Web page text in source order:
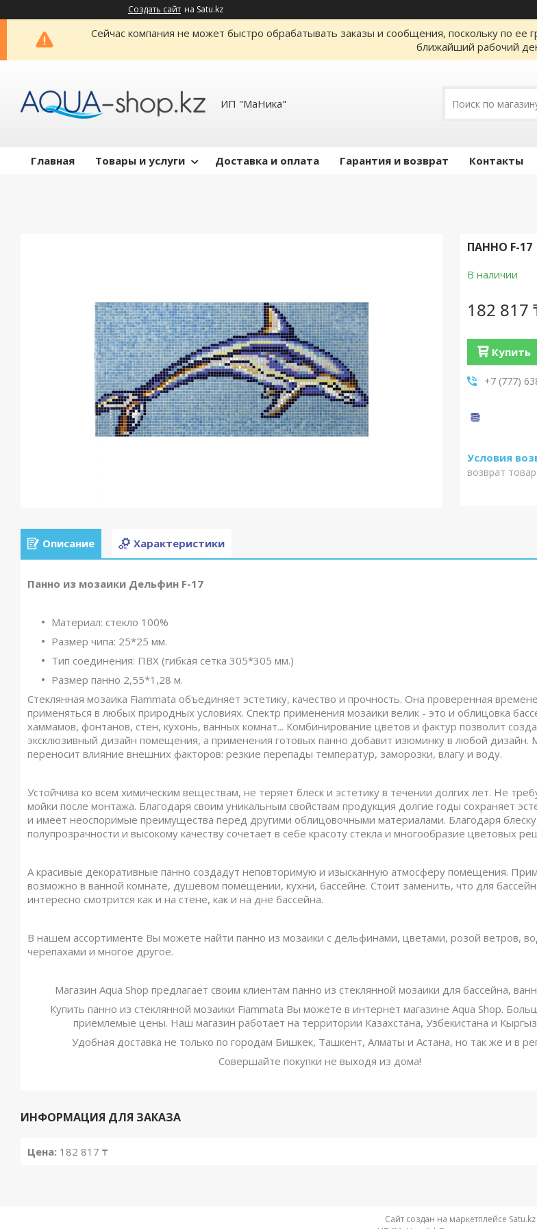
Создать сайт на Satu.kz
Сейчас компания не может быстро обрабатывать заказы и сообщения, поскольку по
ближайший рабочий
ИП "МаНика"
Главная Товары и услуги Доставка и оплата Гарантия и возврат Контакты
ПАННО F-17
В наличии
182 817
Купить
+7 (777)
возврат
Описание Характеристики
Панно из мозаики Дельфин F-17
Материал: стекло 100%
Размер чипа: 25*25 мм.
Тип соединения: ПВХ (гибкая сетка 305*305 мм.)
Размер панно 2,55*1,28 м.
Стеклянная мозаика Fiammata объединяет эстетику, качество и прочность. Она проверенная
применяться в любых природных условиях. Спектр применения мозаики велик - это и облицовка
хаммамов, фонтанов, стен, кухонь, ванных комнат... Комбинирование цветов и фактур позволит
эксклюзивный дизайн помещения, а применения готовых панно добавит изюминку в любой дизайн.
переносит влияние внешних факторов: резкие перепады температур, заморозки, влагу и воду.
Устойчива ко всем химическим веществам, не теряет блеск и эстетику в течении долгих лет. Не
мойки после монтажа. Благодаря своим уникальным свойствам продукция долгие годы сохраняет
и имеет неоспоримые преимущества перед другими облицовочными материалами. Благодаря
полупрозрачности и высокому качеству сочетает в себе красоту стекла и многообразие цветовых
А красивые декоративные панно создадут неповторимую и изысканную атмосферу помещения.
возможно в ванной комнате, душевом помещении, кухни, бассейне. Стоит заменить, что для
интересно смотрится как и на стене, как и на дне бассейна.
В нашем ассортименте Вы можете найти панно из мозаики с дельфинами, цветами, розой ветров,
черепахами и многое другое.
Магазин Aqua Shop предлагает своим клиентам панно из стеклянной мозаики для бассейна,
Купить панно из стеклянной мозаики Fiammata Вы можете в интернет магазине Aqua Shop.
приемлемые цены. Наш магазин работает на территории Казахстана, Узбекистана и
Удобная доставка не только по городам Бишкек, Ташкент, Алматы и Астана, но так же и в
Совершайте покупки не выходя из дома!
ИНФОРМАЦИЯ ДЛЯ ЗАКАЗА
Цена: 182 817 ₸
Сайт создан на маркетплейсе Satu.kz